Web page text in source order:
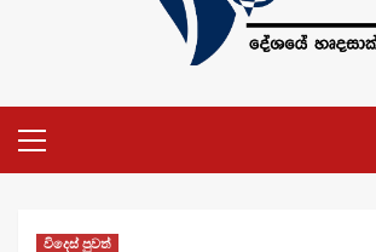
Menu
විදෙස් පුවත්